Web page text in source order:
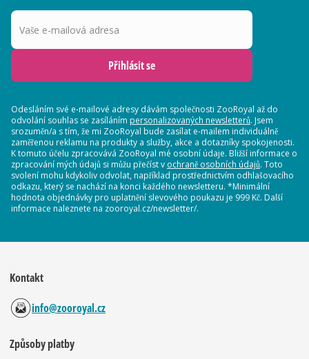
Vaše e-mailová adresa
Přihlásit se
Odesláním své e-mailové adresy dávám společnosti ZooRoyal až do
odvolání souhlas se zasíláním personalizovaných newsletterů. Jsem
srozuměn/a s tím, že mi ZooRoyal bude zasílat e-mailem individuálně
zaměřenou reklamu na produkty a služby, akce a dotazníky spokojenosti.
K tomuto účelu zpracovává ZooRoyal mé osobní údaje. Bližší informace o
zpracování mých údajů si můžu přečíst v ochraně osobních údajů. Toto
svolení mohu kdykoliv odvolat, například prostřednictvím odhlašovacího
odkazu, který se nachází na konci každého newsletteru. *Minimální
hodnota objednávky pro uplatnění slevového poukazu je 999 Kč. Další
informace naleznete na zooroyal.cz/newsletter/.
Kontakt
info@zooroyal.cz
Způsoby platby